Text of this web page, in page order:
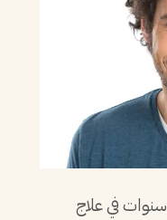
طبيب بيطري مرخص ذو خبرة 5 سنوات في علاج